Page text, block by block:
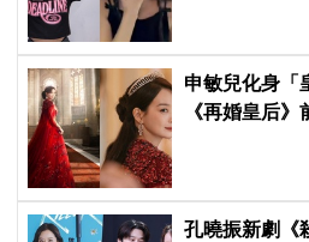
申敏兒化身「
《再婚皇后
孔曉振新劇《